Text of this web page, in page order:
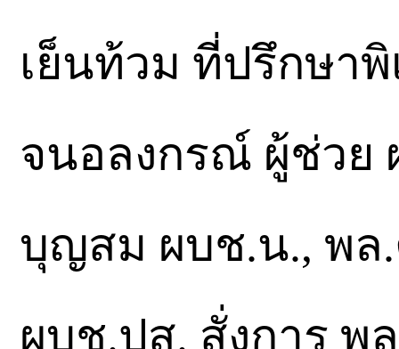
เย็นท้วม ที่ปรึกษา
จนอลงกรณ์ ผู้ช่วย
บุญสม ผบช.น., พล
ผบช.ปส. สั่งการ พ